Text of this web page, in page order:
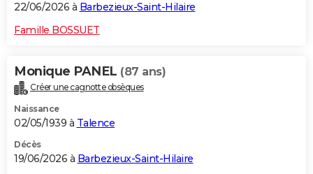
22/06/2026 à Barbezieux-Saint-Hilaire
Famille BOSSUET
Monique PANEL (87 ans)
Créer une cagnotte obsèques
Naissance
02/05/1939 à Talence
Décès
19/06/2026 à Barbezieux-Saint-Hilaire